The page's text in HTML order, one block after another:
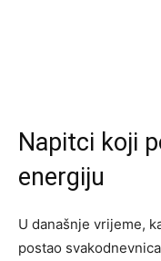
Napitci koji
energiju
U današnje vrijeme,
postao